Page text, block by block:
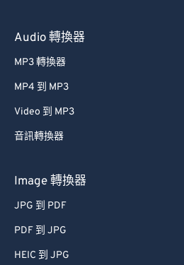
Audio 轉換器
MP3 轉換器
MP4 到 MP3
Video 到 MP3
音訊轉換器
Image 轉換器
JPG 到 PDF
PDF 到 JPG
HEIC 到 JPG